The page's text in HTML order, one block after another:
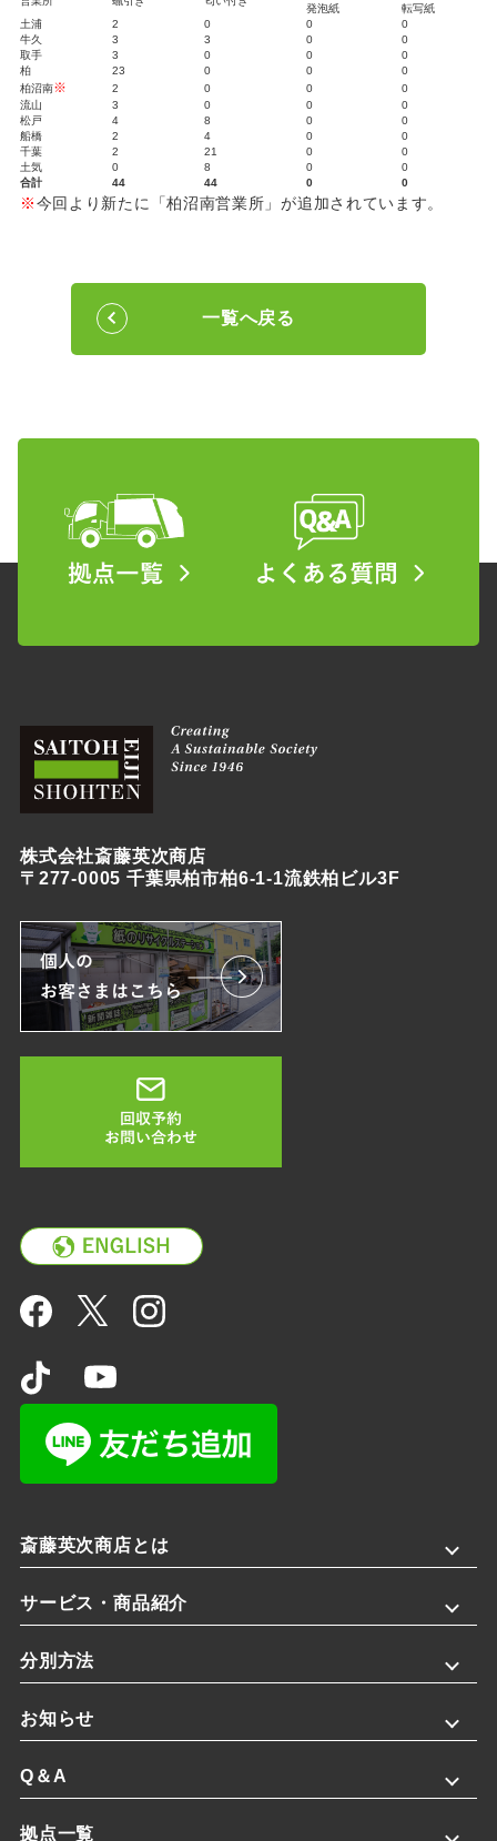
発泡紙
転写紙
土浦
2 0 0 0
牛久
3 3 0 0
取手
3 0 0 0
柏
23 0 0 0
柏沼南※ 2 0 0 0
流山
3 0 0 0
松戸
4 8 0 0
船橋
2 4 0 0
千葉
2 21 0 0
土気
0 8 0 0
合計
44 44 0 0
※今回より新たに「柏沼南営業所」が追加されています。
一覧へ戻る
株式会社斎藤英次商店
〒277-0005 千葉県柏市柏6-1-1流鉄柏ビル3F
斎藤英次商店とは
サービス・商品紹介
分別方法
お知らせ
Q＆A
拠点一覧